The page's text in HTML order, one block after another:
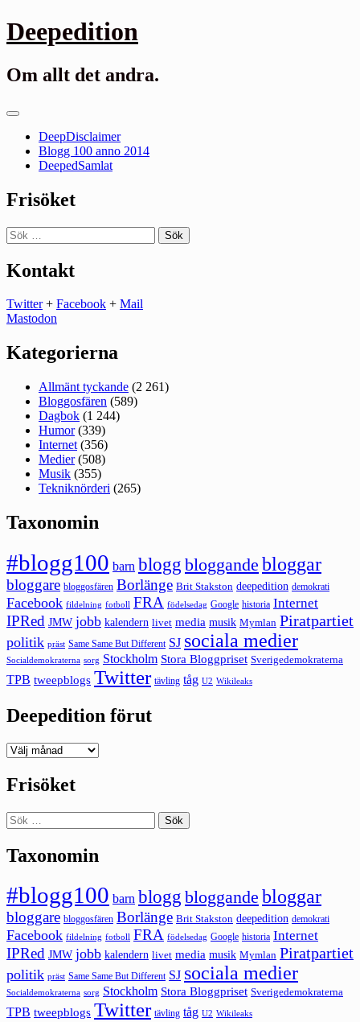
Gå
till
Deepedition
Om allt det andra.
Primär
DeepDisclaimer
Blogg 100 anno 2014
DeepedSamlat
Frisöket
Sök
efter:
Kontakt
Twitter+ Facebook + Mail
Mastodon
Kategorierna
Allmänt tyckande (2 261)
Bloggosfären (589)
Dagbok (1 244)
Humor(339)
Internet (356)
Medier(508)
Musik (355)
Tekniknörderi (265)
Taxonomin
#blogg100 barn blogg bloggande bloggar
bloggare bloggosfären Borlänge Brit Stakston deepedition demokrati
Facebook fildelning fotboll FRA födelsedag Google historia Internet
IPRed JMW jobb kalendern livet media musik Mymlan Piratpartiet
politik präst Same Same But Different SJ sociala medier
Socialdemokraterna sorg Stockholm Stora Bloggpriset Sverigedemokraterna
TPB tweepblogs Twitter tävling tåg U2 Wikileaks
Deepedition förut
Deepedition
Frisöket
Sök
efter:
Taxonomin
#blogg100 barn blogg bloggande bloggar
bloggare bloggosfären Borlänge Brit Stakston deepedition demokrati
Facebook fildelning fotboll FRA födelsedag Google historia Internet
IPRed JMW jobb kalendern livet media musik Mymlan Piratpartiet
politik präst Same Same But Different SJ sociala medier
Socialdemokraterna sorg Stockholm Stora Bloggpriset Sverigedemokraterna
TPB tweepblogs Twitter tävling tåg U2 Wikileaks